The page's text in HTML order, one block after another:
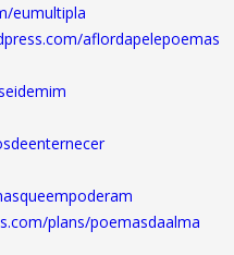
eumultipla
aflordapelepoemas
plans/poemasdaalma